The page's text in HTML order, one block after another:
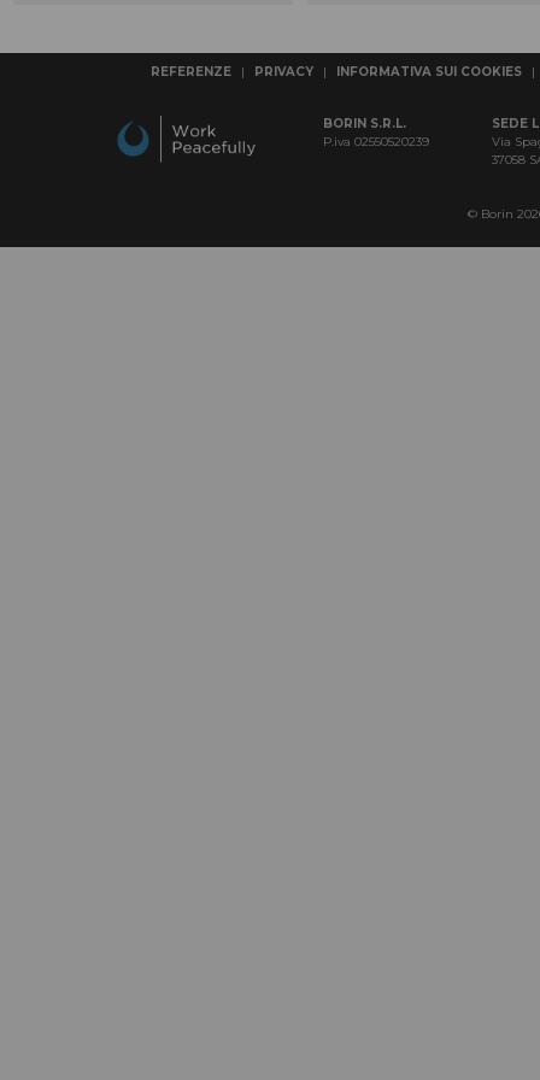
REFERENZE | PRIVACY | INFORMATIVA SUI COOKIES |
BORIN S.R.L.
P.iva 02550520239
SEDE
Via
37058
© Borin